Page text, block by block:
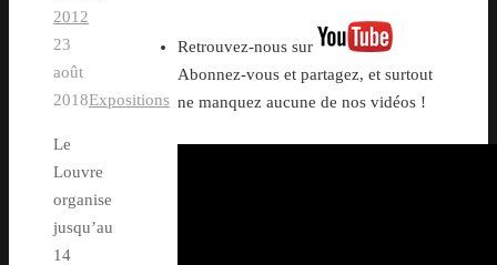
2012
23
août
2018Expositions
Le
Louvre
organise
jusqu’au
14
Retrouvez-nous sur
Abonnez-vous et partagez, et surtout
ne manquez aucune de nos vidéos !